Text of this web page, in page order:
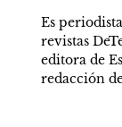
Es
revistas
editora de
redacción